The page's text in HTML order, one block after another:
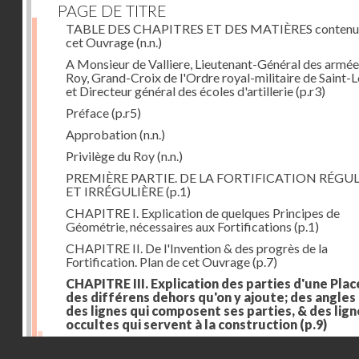
PAGE DE TITRE
TABLE DES CHAPITRES ET DES MATIÈRES
cet Ouvrage(n.n.)
A Monsieur de Valliere, Lieutenant-Général des
Roy, Grand-Croix de l'Ordre royal-militaire de Saint-
et Directeur général des écoles d'artillerie(p.r3)
Préface(p.r5)
Approbation(n.n.)
Privilège du Roy(n.n.)
PREMIÈRE PARTIE. DE LA FORTIFICATION
ET IRRÉGULIÈRE(p.1)
CHAPITRE I. Explication de quelques Principes de
Géométrie, nécessaires aux Fortifications (p.1)
CHAPITRE II. De l'Invention & des progrès de la
Fortification. Plan de cet Ouvrage(p.7)
CHAPITRE III. Explication des parties d'une
des différens dehors qu'on y ajoute; des angles
des lignes qui composent ses parties, & des
occultes qui servent à la construction (p.9)
Des lignes & des angles qui composent les parties